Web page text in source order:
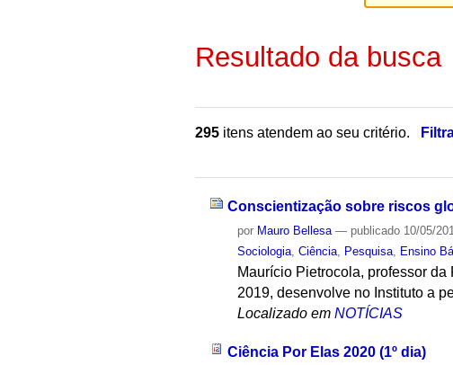
Resultado da busca
295 itens atendem ao seu critério.
Conscientização sobre riscos
por Mauro Bellesa — publicado 10/05/
Sociologia ,Ciência Pesquisa Ensino
Maurício Pietrocola, professor
2019, desenvolve no Instituto a
Localizado em NOTÍCIAS
Ciência Por Elas 2020 (1º dia)